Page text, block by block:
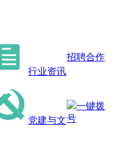
行业资讯
招聘合作
党建与文
一键拨
号